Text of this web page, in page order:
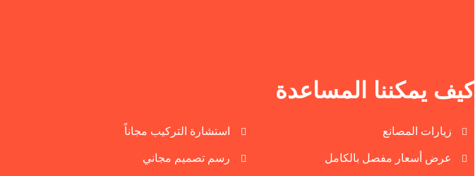
كيف يمكننا المساعدة
زيارات المصانع
عرض أسعار مفصل بالكامل
استشارة التركيب مجاناً
رسم تصميم مجاني